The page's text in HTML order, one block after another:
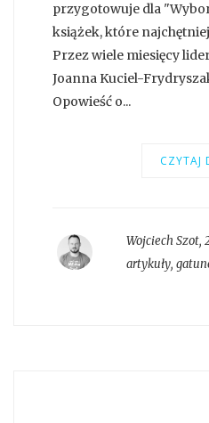
przygotowuje dla
książek, które
Przez wiele miesięcy
Joanna Kuciel-
Opowieść o...
CZYTAJ
Wojciech Szot,
artykuły,